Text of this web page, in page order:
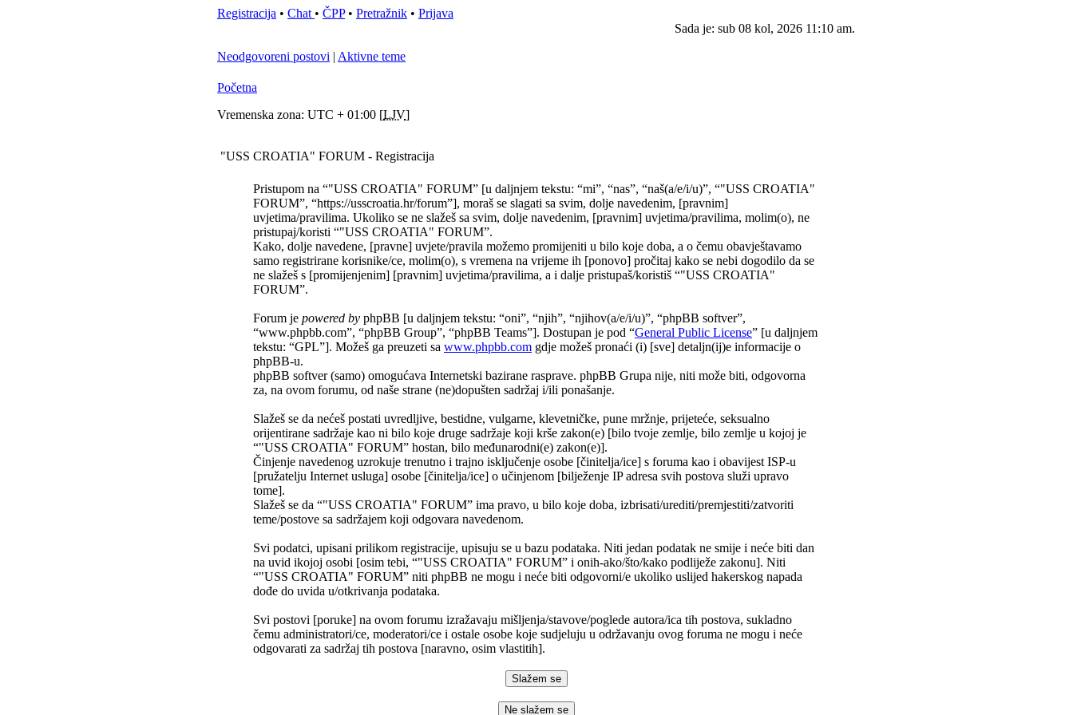
Registracija • Chat • ČPP• Pretražnik • Prijava
Sada je: sub 08 kol, 2026 11:10 am.
Neodgovoreni postovi | Aktivne teme
Početna
Vremenska zona: UTC + 01:00 [LJV]
"USS CROATIA" FORUM - Registracija
Pristupom na “"USS CROATIA" FORUM” [u daljnjem tekstu: “mi”, “nas”, “naš(a/e/i/u)”, “"USS CROATIA"
FORUM”, “https://usscroatia.hr/forum”], moraš se slagati sa svim, dolje navedenim, [pravnim]
uvjetima/pravilima. Ukoliko se ne slažeš sa svim, dolje navedenim, [pravnim] uvjetima/pravilima, molim(o), ne
pristupaj/koristi “"USS CROATIA" FORUM”.
Kako, dolje navedene, [pravne] uvjete/pravila možemo promijeniti u bilo koje doba, a o čemu obavještavamo
samo registrirane korisnike/ce, molim(o), s vremena na vrijeme ih [ponovo] pročitaj kako se nebi dogodilo da se
ne slažeš s [promijenjenim] [pravnim] uvjetima/pravilima, a i dalje pristupaš/koristiš “"USS CROATIA"
FORUM”.
Forum je powered by phpBB [u daljnjem tekstu: “oni”, “njih”, “njihov(a/e/i/u)”, “phpBB softver”,
“www.phpbb.com”, “phpBB Group”, “phpBB Teams”]. Dostupan je pod “General Public License” [u daljnjem
tekstu: “GPL”]. Možeš ga preuzeti sa www.phpbb.com gdje možeš pronaći (i) [sve] detaljn(ij)e informacije o
phpBB-u.
phpBB softver (samo) omogućava Internetski bazirane rasprave. phpBB Grupa nije, niti može biti, odgovorna
za, na ovom forumu, od naše strane (ne)dopušten sadržaj i/ili ponašanje.
Slažeš se da nećeš postati uvredljive, bestidne, vulgarne, klevetničke, pune mržnje, prijeteće, seksualno
orijentirane sadržaje kao ni bilo koje druge sadržaje koji krše zakon(e) [bilo tvoje zemlje, bilo zemlje u kojoj je
“"USS CROATIA" FORUM” hostan, bilo međunarodni(e) zakon(e)].
Činjenje navedenog uzrokuje trenutno i trajno isključenje osobe [činitelja/ice] s foruma kao i obavijest ISP-u
[pružatelju Internet usluga] osobe [činitelja/ice] o učinjenom [bilježenje IP adresa svih postova služi upravo
tome].
Slažeš se da “"USS CROATIA" FORUM” ima pravo, u bilo koje doba, izbrisati/urediti/premjestiti/zatvoriti
teme/postove sa sadržajem koji odgovara navedenom.
Svi podatci, upisani prilikom registracije, upisuju se u bazu podataka. Niti jedan podatak ne smije i neće biti dan
na uvid ikojoj osobi [osim tebi, “"USS CROATIA" FORUM” i onih-ako/što/kako podliježe zakonu]. Niti
“"USS CROATIA" FORUM” niti phpBB ne mogu i neće biti odgovorni/e ukoliko uslijed hakerskog napada
dođe do uvida u/otkrivanja podataka.
Svi postovi [poruke] na ovom forumu izražavaju mišljenja/stavove/poglede autora/ica tih postova, sukladno
čemu administratori/ce, moderatori/ce i ostale osobe koje sudjeluju u održavanju ovog foruma ne mogu i neće
odgovarati za sadržaj tih postova [naravno, osim vlastitih].